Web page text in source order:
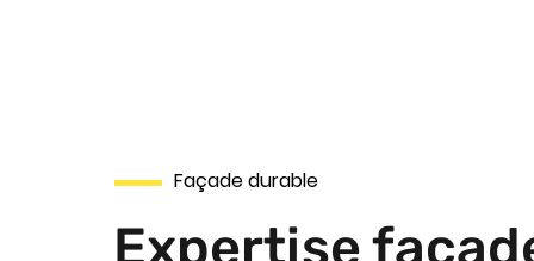
Façade durable
Expertise